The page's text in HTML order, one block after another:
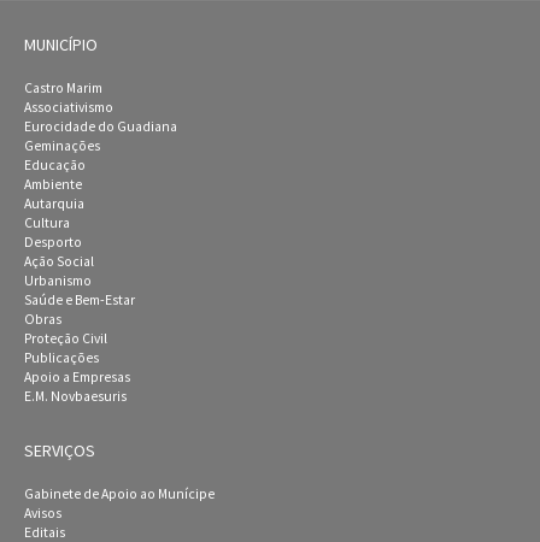
MUNICÍPIO
Castro Marim
Associativismo
Eurocidade do Guadiana
Geminações
Educação
Ambiente
Autarquia
Cultura
Desporto
Ação Social
Urbanismo
Saúde e Bem-Estar
Obras
Proteção Civil
Publicações
Apoio a Empresas
E.M. Novbaesuris
SERVIÇOS
Gabinete de Apoio ao Munícipe
Avisos
Editais